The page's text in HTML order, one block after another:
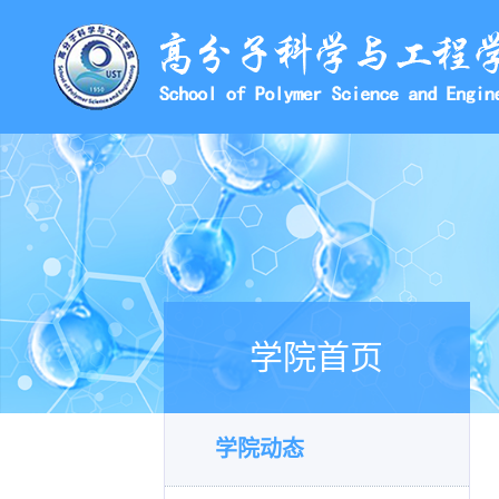
学院首页
学院动态